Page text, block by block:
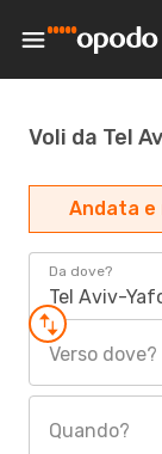
Voli da Tel
Andata
Da dove?
Tel Aviv-
Verso dove?
Quando?